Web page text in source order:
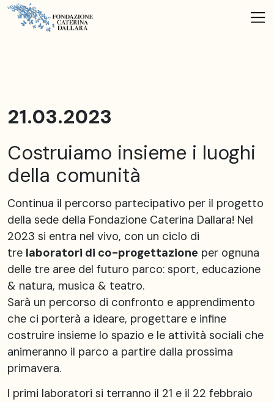
21.03.2023
Costruiamo insieme i luoghi
della comunità
Continua il percorso partecipativo per il progetto
della sede della Fondazione Caterina Dallara! Nel
2023 si entra nel vivo, con un ciclo di
tre laboratori di co-progettazione per ognuna
delle tre aree del futuro parco: sport, educazione
& natura, musica & teatro.
Sarà un percorso di confronto e apprendimento
che ci porterà a ideare, progettare e infine
costruire insieme lo spazio e le attività sociali che
animeranno il parco a partire dalla prossima
primavera.
I primi laboratori si terranno il 21 e il 22 febbraio